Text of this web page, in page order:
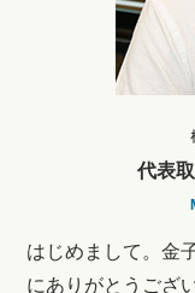
代表
はじめまして。金
にありがとうござ